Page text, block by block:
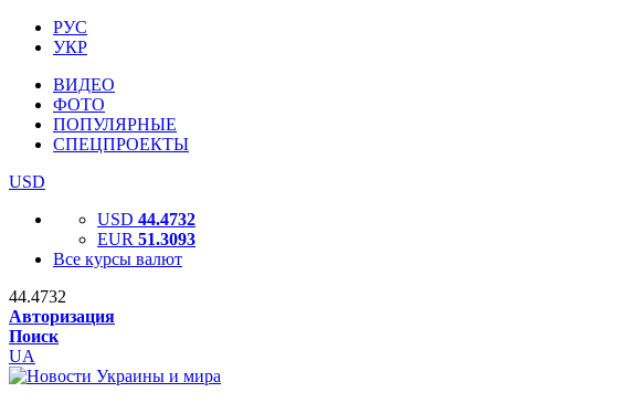
РУС
УКР
ВИДЕО
ФОТО
ПОПУЛЯРНЫЕ
СПЕЦПРОЕКТЫ
USD
USD 44.4732
EUR 51.3093
Все курсы валют
44.4732
Авторизация
Поиск
UA